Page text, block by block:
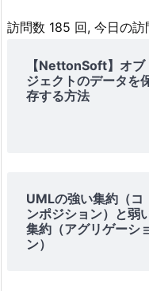
6.
設
定
方
使
用
例:
訪問数 185 回, 今日の訪
【NettonSoft】オブ
ジェクトのデータを
存する方法
UMLの強い集約（コ
ンポジション）と弱
集約（アグリゲーシ
ン）